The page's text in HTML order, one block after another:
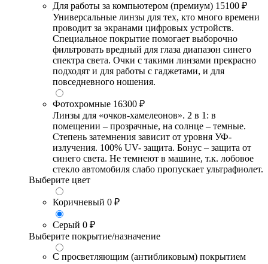
Для работы за компьютером (премиум) 15100 ₽
Универсальные линзы для тех, кто много времени
проводит за экранами цифровых устройств.
Специальное покрытие помогает выборочно
фильтровать вредный для глаза диапазон синего
спектра света. Очки с такими линзами прекрасно
подходят и для работы с гаджетами, и для
повседневного ношения.
Фотохромные 16300 ₽
Линзы для «очков-хамелеонов». 2 в 1: в
помещении – прозрачные, на солнце – темные.
Степень затемнения зависит от уровня УФ-
излучения. 100% UV- защита. Бонус – защита от
синего света. Не темнеют в машине, т.к. лобовое
стекло автомобиля слабо пропускает ультрафиолет.
Выберите цвет
Коричневый 0 ₽
Серый 0 ₽
Выберите покрытие/назначение
С просветляющим (антибликовым) покрытием